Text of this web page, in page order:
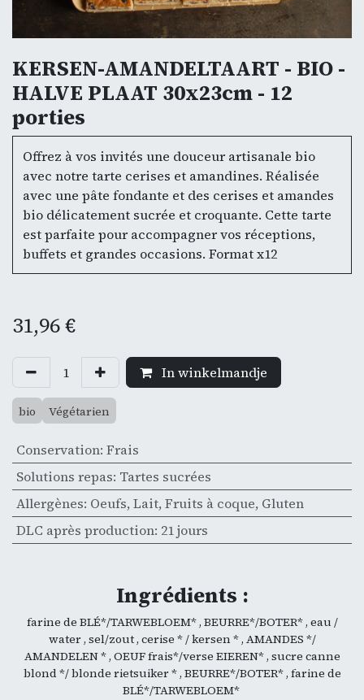
KERSEN-AMANDELTAART - BIO -
HALVE PLAAT 30x23cm - 12
porties
Offrez à vos invités une douceur artisanale bio
avec notre tarte cerises et amandines. Réalisée
avec une pâte fondante et des cerises et amandes
bio délicatement sucrée et croquante. Cette tarte
est parfaite pour accompagner vos réceptions,
buffets et grandes occasions. Format x12
31,96€
In winkelmandje
bio Végétarien
Conservation: Frais
Solutions repas: Tartes sucrées
Allergènes: Oeufs, Lait, Fruits à coque, Gluten
DLC après production: 21 jours
Ingrédients :
farine de BLÉ*/TARWEBLOEM* , BEURRE*/BOTER* , eau /
water , sel/zout , cerise * / kersen * , AMANDES */
AMANDELEN * , OEUF frais*/verse EIEREN* , sucre canne
blond */ blonde rietsuiker * , BEURRE*/BOTER* , farine de
BLÉ*/TARWEBLOEM*